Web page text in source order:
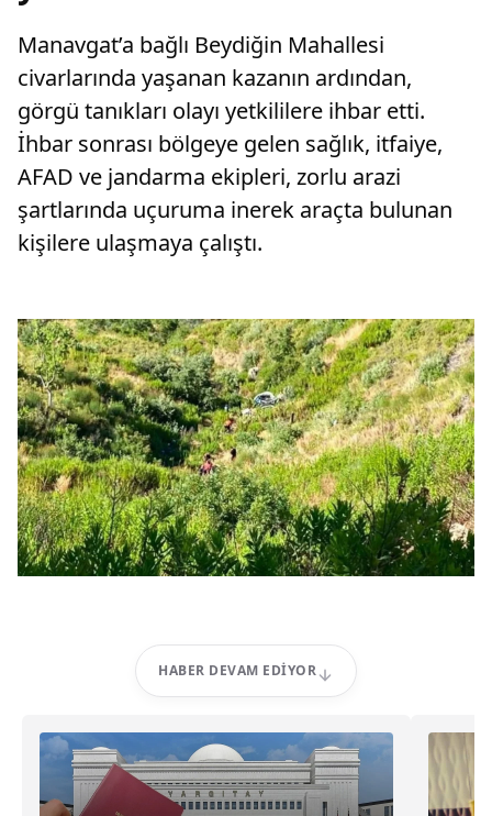
Manavgat’a bağlı Beydiğin Mahallesi
civarlarında yaşanan kazanın ardından,
görgü tanıkları olayı yetkililere ihbar etti.
İhbar sonrası bölgeye gelen sağlık, itfaiye,
AFAD ve jandarma ekipleri, zorlu arazi
şartlarında uçuruma inerek araçta bulunan
kişilere ulaşmaya çalıştı.
HABER DEVAM EDIYOR